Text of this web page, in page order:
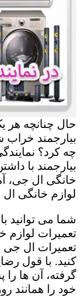
حال چنانچه هر
بیارجمند خراب
چه کرد؟
بیارجمند با
خانگی ال جی،
لوازم خانگی
شما می توانید
تعمیرات لوازم
تعمیرات ال جی
کنید. با قول
گرفته، آن ها را
خود را همانند